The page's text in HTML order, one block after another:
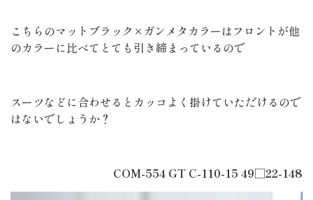
こちらのマットブラック×ガンメタカラーはフロントが他
のカラーに比べてとても引き締まっているので
スーツなどに合わせるとカッコよく掛けていただけるので
はないでしょうか？
COM-554 GT C-110-15 49□22-148